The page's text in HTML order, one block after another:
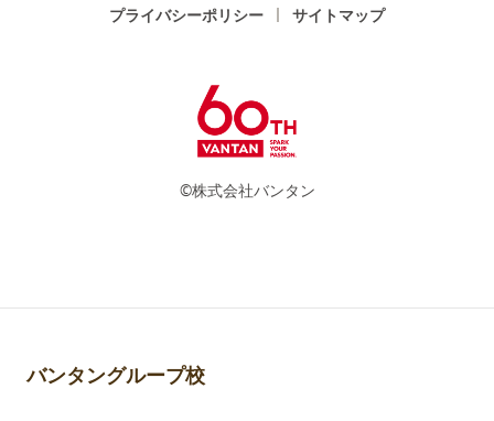
プライバシーポリシー
サイトマップ
©株式会社バンタン
バンタングループ校